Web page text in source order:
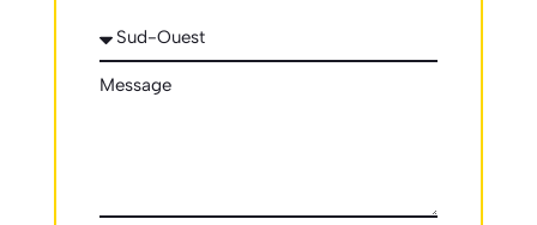
Message